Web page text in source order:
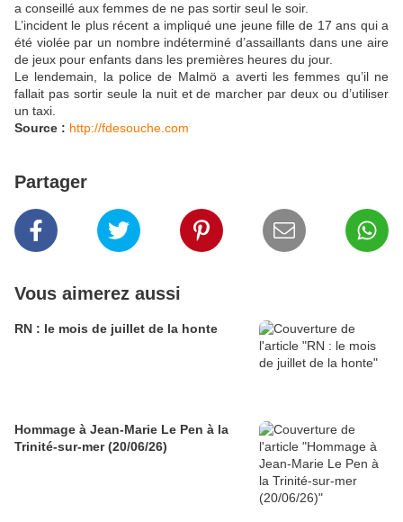
a conseillé aux femmes de ne pas sortir seul le soir.
L’incident le plus récent a impliqué une jeune fille de 17 ans qui a
été violée par un nombre indéterminé d’assaillants dans une aire
de jeux pour enfants dans les premières heures du jour.
Le lendemain, la police de Malmö a averti les femmes qu’il ne
fallait pas sortir seule la nuit et de marcher par deux ou d’utiliser
un taxi.
Source : http://fdesouche.com
Partager
Vous aimerez aussi
RN : le mois de juillet de la honte
Hommage à Jean-Marie Le Pen à la
Trinité-sur-mer (20/06/26)